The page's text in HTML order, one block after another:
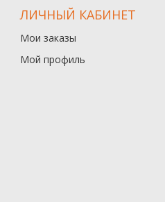
ЛИЧНЫЙ КАБИНЕТ
Мои заказы
Мой профиль